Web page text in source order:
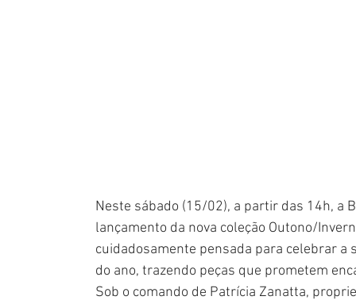
Neste sábado (15/02), a partir das 14h, a
lançamento da nova coleção Outono/
cuidadosamente pensada para celebrar a
do ano, trazendo peças que prometem
Sob o comando de Patrícia Zanatta,